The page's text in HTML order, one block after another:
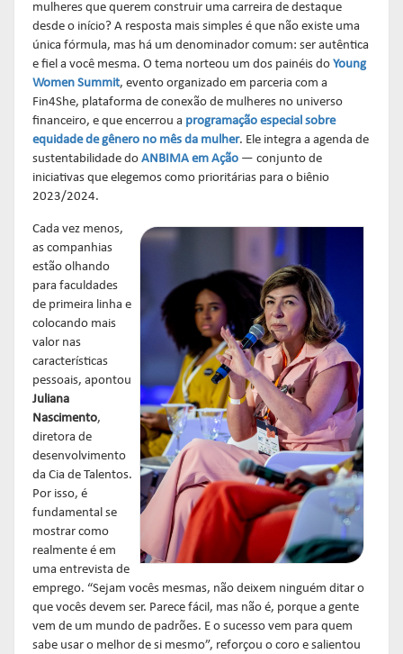
LISTA DE ASSOCIADOS
publicações
NOTÍCIAS
estatísticas
CONSOLIDADO DIÁRIO DE
FUNDOS
PROJEÇÕES IPCA E IGP-M
fundos de investimentos
ENVIO DE DADOS
entenda o compromisso
INFORMAR
grupos consultivos permanentes
MACROECONÔMICO
documentos
NOTÍCIAS
documentos
BIBLIOTECA DE
DOCUMENTOS
entenda o compromisso
REPRESENTAR
solicitações
HABILITAÇÃO DE
ADMINISTRADORES
códigos
COMO ADERIR
SSM
entenda o compromisso
AUTORREGULAR
mulheres que querem construir uma carreira de destaque
desde o início? A resposta mais simples é que não existe uma
única fórmula, mas há um denominador comum: ser autêntica
e fiel a você mesma. O tema norteou um dos painéis do Young
Women Summit, evento organizado em parceria com a
Fin4She, plataforma de conexão de mulheres no universo
financeiro, e que encerrou a programação especial sobre
equidade de gênero no mês da mulher. Ele integra a agenda de
sustentabilidade do ANBIMA em Ação — conjunto de
iniciativas que elegemos como prioritárias para o biênio
2023/2024.
Cada vez menos,
as companhias
estão olhando
para faculdades
de primeira linha e
colocando mais
valor nas
características
pessoais, apontou
Juliana
Nascimento,
diretora de
desenvolvimento
da Cia de Talentos.
Por isso, é
fundamental se
mostrar como
realmente é em
uma entrevista de
emprego. “Sejam vocês mesmas, não deixem ninguém ditar o
que vocês devem ser. Parece fácil, mas não é, porque a gente
vem de um mundo de padrões. E o sucesso vem para quem
sabe usar o melhor de si mesmo”, reforçou o coro e salientou